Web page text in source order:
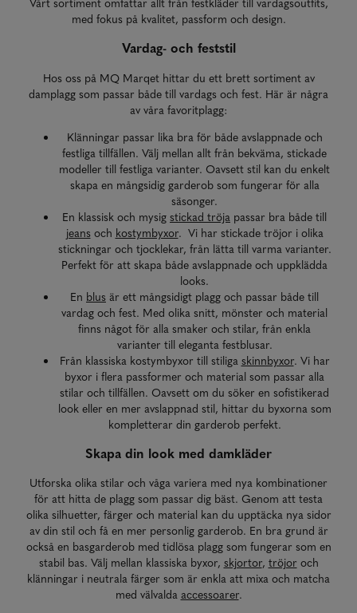
med fokus på kvalitet, passform och design.
Vardag- och feststil
Hos oss på MQ Marqet hittar du ett brett sortiment av
damplagg som passar både till vardags och fest. Här är några
av våra favoritplagg:
Klänningar passar lika bra för både avslappnade och
festliga tillfällen. Välj mellan allt från bekväma, stickade
modeller till festliga varianter. Oavsett stil kan du enkelt
skapa en mångsidig garderob som fungerar för alla
säsonger.
En klassisk och mysig stickad tröja passar bra både till
jeans och kostymbyxor. Vi har stickade tröjor i olika
stickningar och tjocklekar, från lätta till varma varianter.
Perfekt för att skapa både avslappnade och uppklädda
looks.
En blus är ett mångsidigt plagg och passar både till
vardag och fest. Med olika snitt, mönster och material
finns något för alla smaker och stilar, från enkla
varianter till eleganta festblusar.
Från klassiska kostymbyxor till stiliga skinnbyxor. Vi har
byxor i flera passformer och material som passar alla
stilar och tillfällen. Oavsett om du söker en sofistikerad
look eller en mer avslappnad stil, hittar du byxorna som
kompletterar din garderob perfekt.
Skapa din look med damkläder
Utforska olika stilar och våga variera med nya kombinationer
för att hitta de plagg som passar dig bäst. Genom att testa
olika silhuetter, färger och material kan du upptäcka nya sidor
av din stil och få en mer personlig garderob. En bra grund är
också en basgarderob med tidlösa plagg som fungerar som en
stabil bas. Välj mellan klassiska byxor, skjortor, tröjor och
klänningar i neutrala färger som är enkla att mixa och matcha
med välvalda accessoarer.